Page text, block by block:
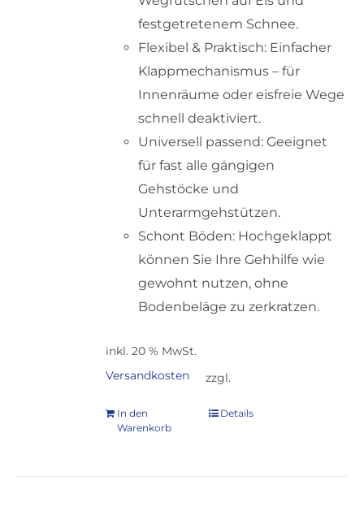
festgetretenem Schnee.
Flexibel & Praktisch: Einfacher
Klappmechanismus – für
Innenräume oder eisfreie Wege
schnell deaktiviert.
Universell passend: Geeignet
für fast alle gängigen
Gehstöcke und
Unterarmgehstützen.
Schont Böden: Hochgeklappt
können Sie Ihre Gehhilfe wie
gewohnt nutzen, ohne
Bodenbeläge zu zerkratzen.
inkl. 20 % MwSt.
zzgl.
Versandkosten
In den
Warenkorb
Details